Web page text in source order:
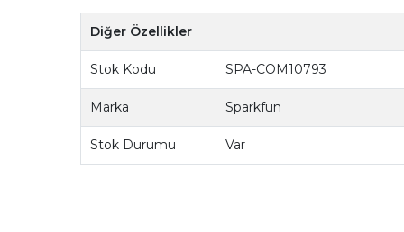
Diğer Özellikler
Stok Kodu SPA-COM10793
Marka Sparkfun
Stok Durumu Var